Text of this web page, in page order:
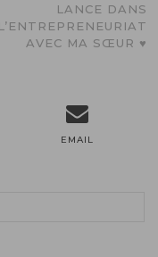
LANCE DANS
L’ENTREPRENEURIAT
AVEC MA SŒUR ♥
EMAIL